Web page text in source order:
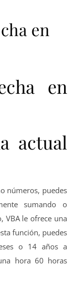
en
en
actual
números, puedes
sumando o
VBA le ofrece una
función, puedes
o 14 años a
hora 60 horas